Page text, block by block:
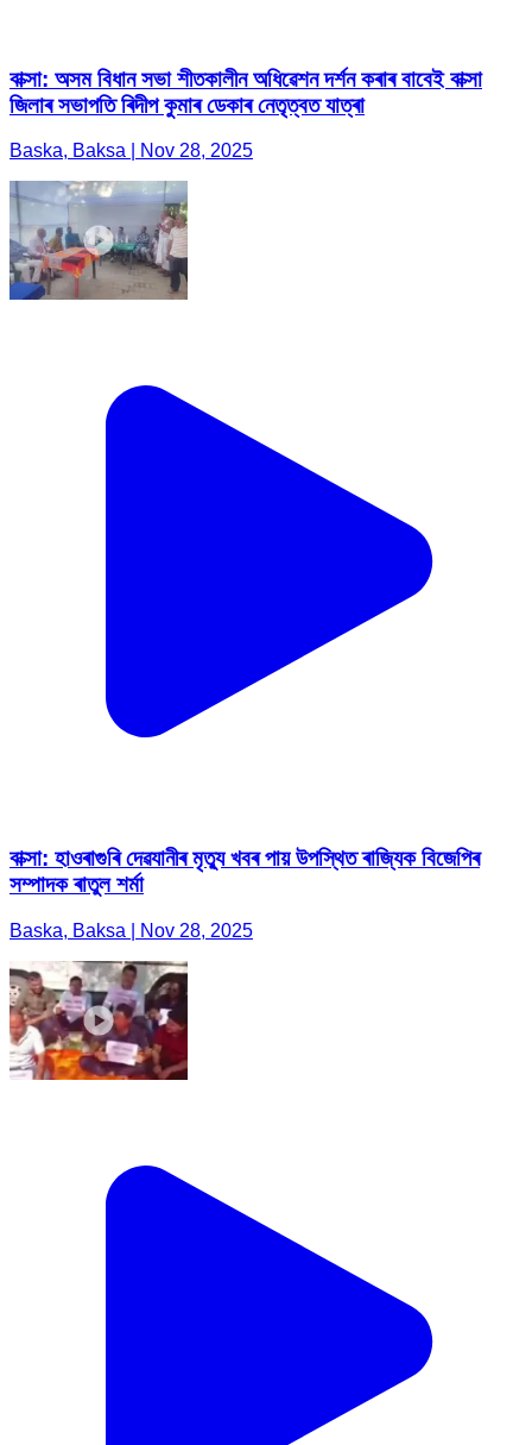
বাক্সা: অসম বিধান সভা শীতকালীন অধিৱেশন দৰ্শন কৰাৰ বাবেই বাক্সা
জিলাৰ সভাপতি ৰিদীপ কুমাৰ ডেকাৰ নেতৃত্বত যাত্ৰা
Baska, Baksa | Nov 28, 2025
বাক্সা: হাওৰাগুৰি দেৱযানীৰ মৃত্যু খবৰ পায় উপস্থিত ৰাজ্যিক বিজেপিৰ
সম্পাদক ৰাতুল শৰ্মা
Baska, Baksa | Nov 28, 2025